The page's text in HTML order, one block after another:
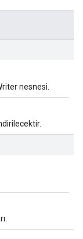
nesnesi.